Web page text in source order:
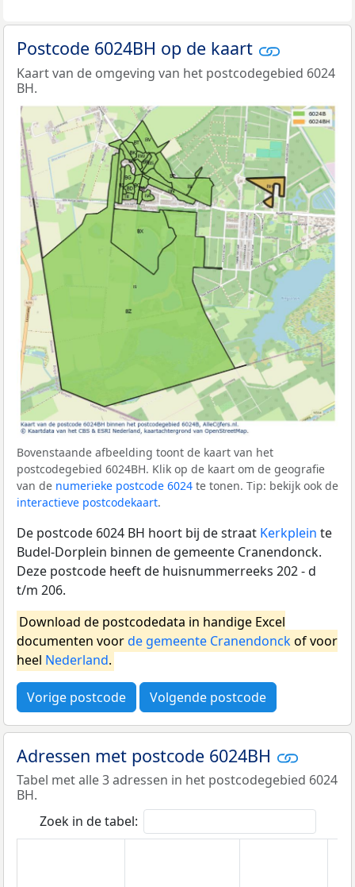
Postcode 6024BH op de kaart
Kaart van de omgeving van het postcodegebied 6024
BH.
Bovenstaande afbeelding toont de kaart van het
postcodegebied 6024BH. Klik op de kaart om de geografie
van de numerieke postcode 6024 te tonen. Tip: bekijk ook de
interactieve postcodekaart.
De postcode 6024 BH hoort bij de straat Kerkplein te
Budel-Dorplein binnen de gemeente Cranendonck.
Deze postcode heeft de huisnummerreeks 202 - d
t/m 206.
Download de postcodedata in handige Excel
documenten voorde gemeente Cranendonckof voor
heel Nederland.
Vorige postcode Volgende postcode
Adressen met postcode 6024BH
Tabel met alle 3 adressen in het postcodegebied 6024
BH.
Zoek in de tabel: